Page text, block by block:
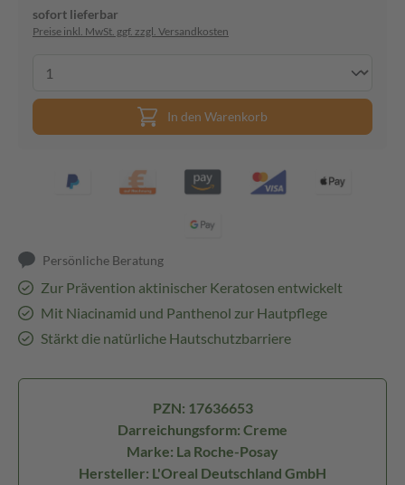
sofort lieferbar
Preise inkl. MwSt. ggf. zzgl. Versandkosten
In den Warenkorb
Persönliche Beratung
Zur Prävention aktinischer Keratosen entwickelt
Mit Niacinamid und Panthenol zur Hautpflege
Stärkt die natürliche Hautschutzbarriere
PZN: 17636653
Darreichungsform: Creme
Marke: La Roche-Posay
Hersteller: L'Oreal Deutschland GmbH